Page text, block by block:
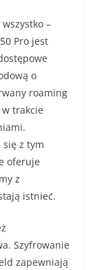
–
Pro jest
o
roaming
trakcie
się z tym
oferuje
z
istnieć.
Szyfrowanie
zapewniają